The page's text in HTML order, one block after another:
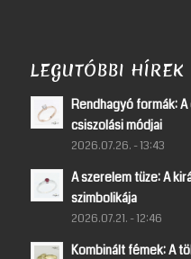
LEGUTÓBBI HÍREK
Rendhagyó formák:
csiszolási módjai
2026.07.26. - 13:43
A szerelem tüze: A
szimbolikája
2026.07.21. - 12:46
Kombinált fémek: A